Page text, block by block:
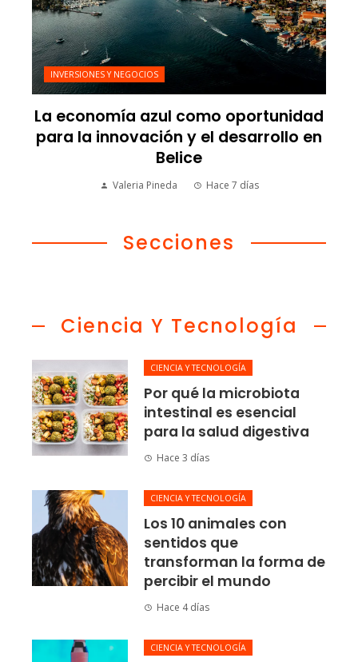
INVERSIONES Y NEGOCIOS
La economía azul como oportunidad
para la innovación y el desarrollo en
Belice
Valeria Pineda Hace 7 días
Secciones
Ciencia Y Tecnología
CIENCIA Y TECNOLOGÍA
Por qué la microbiota
intestinal es esencial
para la salud digestiva
Hace 3 días
CIENCIA Y TECNOLOGÍA
Los 10 animales con
sentidos que
transforman la forma de
percibir el mundo
Hace 4 días
CIENCIA Y TECNOLOGÍA